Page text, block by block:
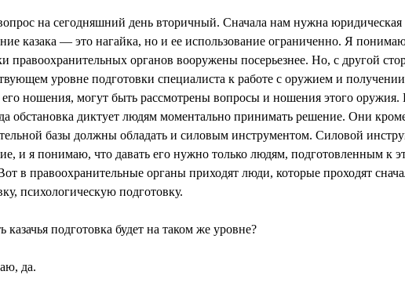
на сегодняшний день вторичный. Сначала нам нужна юридическая
казака — это нагайка, но и ее использование ограниченно. Я
правоохранительных органов вооружены посерьезнее. Но, с другой
уровне подготовки специалиста к работе с оружием и
его ношения, могут быть рассмотрены вопросы и ношения этого
обстановка диктует людям моментально принимать решение. Они
базы должны обладать и силовым инструментом. Силовой
и я понимаю, что давать его нужно только людям, подготовленным к
в правоохранительные органы приходят люди, которые проходят
психологическую подготовку.
казачья подготовка будет на таком же уровне?
да.